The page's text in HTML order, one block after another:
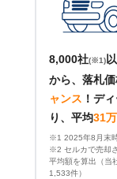
8,000社(※1)
から、落札価
ャンス ！ デ
り、平均31
※1 2025年8月末
※2 セルカで売却
平均額を算出（当
1,533件）